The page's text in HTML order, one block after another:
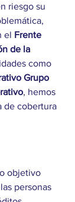
riesgo su
el Frente
de la
como
Grupo
, hemos
de cobertura
objetivo
personas